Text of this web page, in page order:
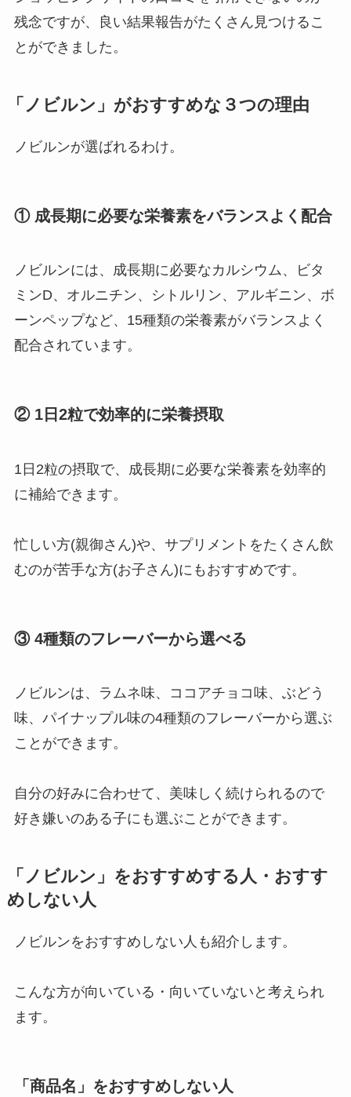
残念ですが、良い結果報告がたくさん見つけるこ
とができました。
「ノビルン」がおすすめな３つの理由
ノビルンが選ばれるわけ。
① 成長期に必要な栄養素をバランスよく配合
ノビルンには、成長期に必要なカルシウム、ビタ
ミンD、オルニチン、シトルリン、アルギニン、ボ
ーンペップなど、15種類の栄養素がバランスよく
配合されています。
② 1日2粒で効率的に栄養摂取
1日2粒の摂取で、成長期に必要な栄養素を効率的
に補給できます。
忙しい方(親御さん)や、サプリメントをたくさん飲
むのが苦手な方(お子さん)にもおすすめです。
③ 4種類のフレーバーから選べる
ノビルンは、ラムネ味、ココアチョコ味、ぶどう
味、パイナップル味の4種類のフレーバーから選ぶ
ことができます。
自分の好みに合わせて、美味しく続けられるので
好き嫌いのある子にも選ぶことができます。
「ノビルン」をおすすめする人・おすす
めしない人
ノビルンをおすすめしない人も紹介します。
こんな方が向いている・向いていないと考えられ
ます。
「商品名」をおすすめしない人